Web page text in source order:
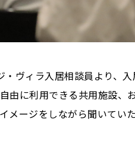
ヴィラ入居相談員より、
由に利用できる共用施設、
ージをしながら聞いてい